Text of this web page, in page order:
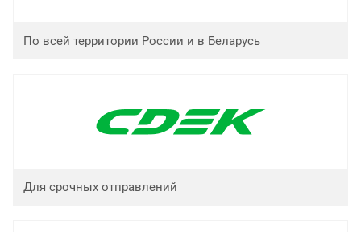
По всей территории России и в Беларусь
Для срочных отправлений